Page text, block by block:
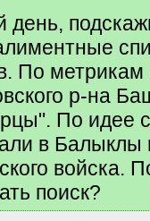
день,
По
р-на
По идее
в Балыклы
войска.
поиск?